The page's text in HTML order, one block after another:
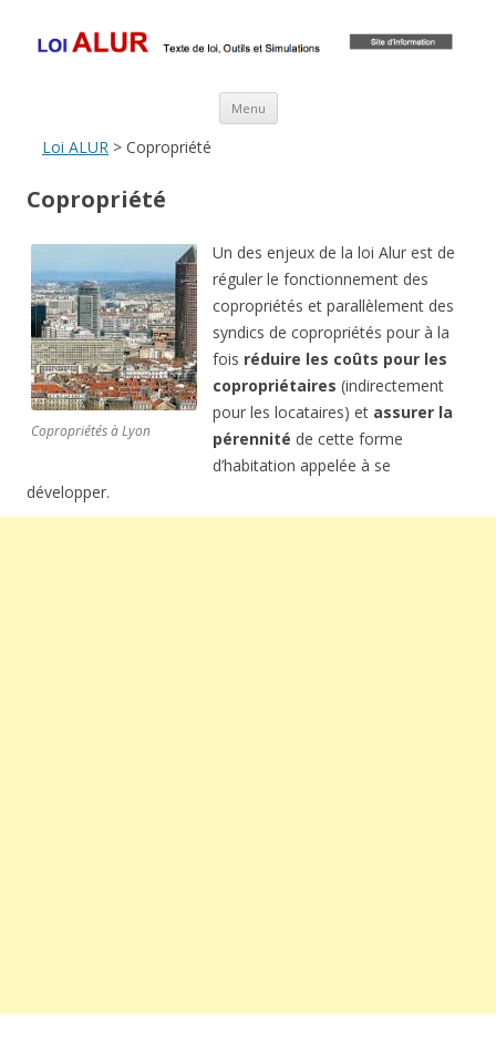
Loi ALUR
ALUR
Menu Aller au contenu principal
Loi ALUR > Copropriété
Copropriété
Copropriétés à Lyon
Un des enjeux de la loi Alur est de
réguler le fonctionnement des
copropriétés et parallèlement des
syndics de copropriétés pour à la
fois réduire les coûts pour les
copropriétaires (indirectement
pour les locataires) et assurer la
pérennité de cette forme
d’habitation appelée à se
développer.